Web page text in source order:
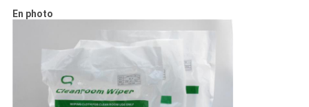
En photo